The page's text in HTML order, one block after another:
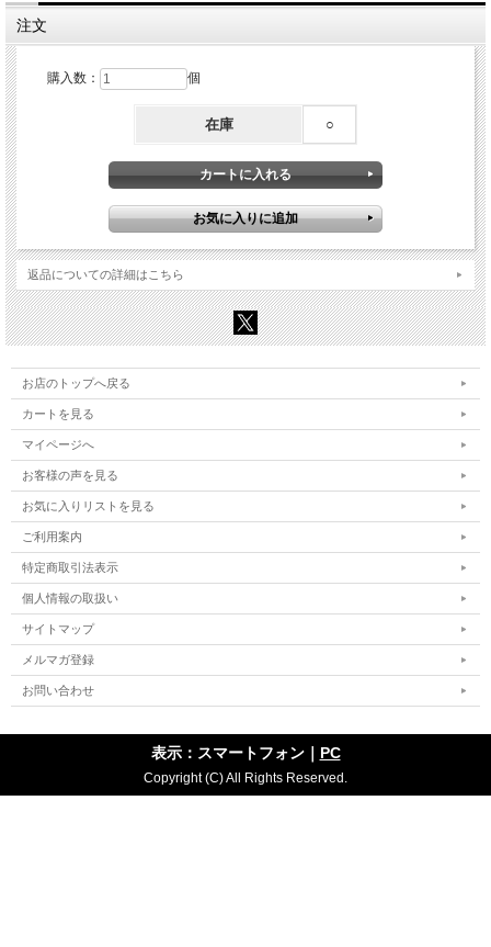
注文
購入数： 個
在庫 ○
返品についての詳細はこちら
お店のトップへ戻る
カートを見る
マイページへ
お客様の声を見る
お気に入りリストを見る
ご利用案内
特定商取引法表示
個人情報の取扱い
サイトマップ
メルマガ登録
お問い合わせ
表示：スマートフォン｜ PC
Copyright (C) All Rights Reserved.